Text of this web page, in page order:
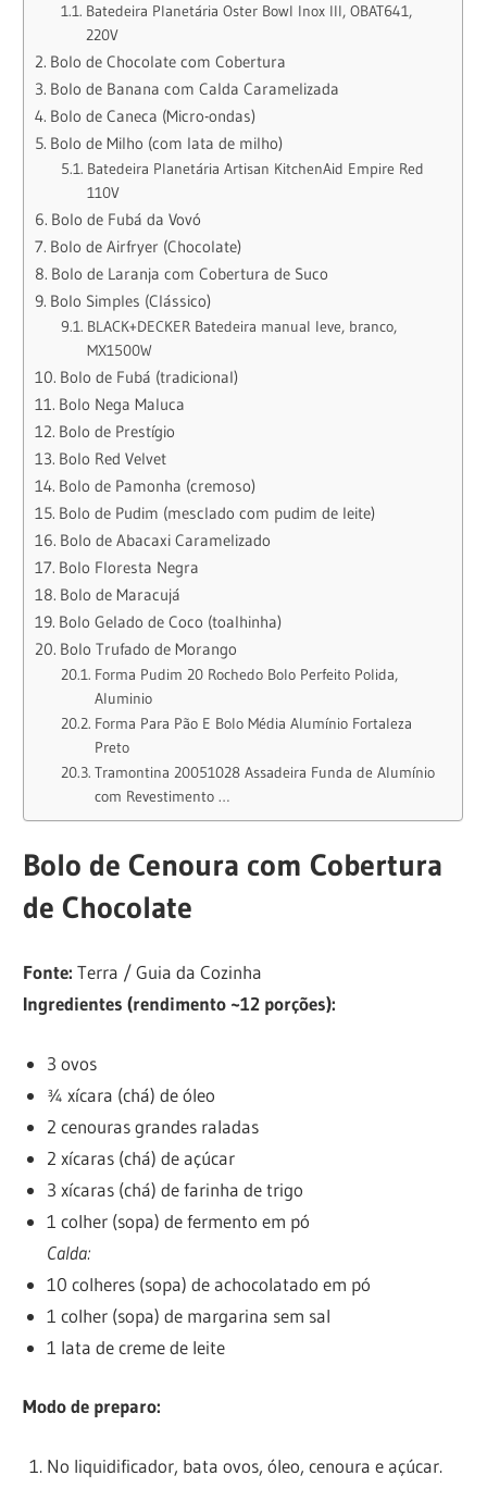
Batedeira Planetária Oster Bowl Inox III, OBAT641,
220V
Bolo de Chocolate com Cobertura
Bolo de Banana com Calda Caramelizada
Bolo de Caneca (Micro-ondas)
Bolo de Milho (com lata de milho)
Batedeira Planetária Artisan KitchenAid Empire Red
110V
Bolo de Fubá da Vovó
Bolo de Airfryer (Chocolate)
Bolo de Laranja com Cobertura de Suco
Bolo Simples (Clássico)
BLACK+DECKER Batedeira manual leve, branco,
MX1500W
Bolo de Fubá (tradicional)
Bolo Nega Maluca
Bolo de Prestígio
Bolo Red Velvet
Bolo de Pamonha (cremoso)
Bolo de Pudim (mesclado com pudim de leite)
Bolo de Abacaxi Caramelizado
Bolo Floresta Negra
Bolo de Maracujá
Bolo Gelado de Coco (toalhinha)
Bolo Trufado de Morango
Forma Pudim 20 Rochedo Bolo Perfeito Polida,
Aluminio
Forma Para Pão E Bolo Média Alumínio Fortaleza
Preto
Tramontina 20051028 Assadeira Funda de Alumínio
com Revestimento …
Bolo de Cenoura com Cobertura
de Chocolate
Fonte: Terra / Guia da Cozinha
Ingredientes (rendimento ~12 porções):
3 ovos
¾ xícara (chá) de óleo
2 cenouras grandes raladas
2 xícaras (chá) de açúcar
3 xícaras (chá) de farinha de trigo
1 colher (sopa) de fermento em pó
Calda:
10 colheres (sopa) de achocolatado em pó
1 colher (sopa) de margarina sem sal
1 lata de creme de leite
Modo de preparo:
No liquidificador, bata ovos, óleo, cenoura e açúcar.